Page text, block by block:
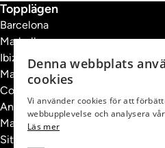
Topplägen
Barcelona
Marbella
Ibiza
Madrid
Costa Brava
Andorra
Marbella
Sitges
Denna webbplats
cookies
Vi använder cookies för att
webbupplevelse och analysera
Läs mer